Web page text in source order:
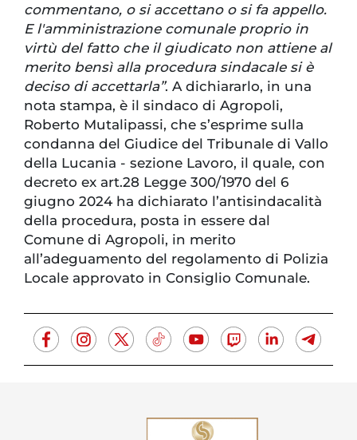
commentano, o si accettano o si fa appello.
E l'amministrazione comunale proprio in
virtù del fatto che il giudicato non attiene al
merito bensì alla procedura sindacale si è
deciso di accettarla”. A dichiararlo, in una
nota stampa, è il sindaco di Agropoli,
Roberto Mutalipassi, che s’esprime sulla
condanna del Giudice del Tribunale di Vallo
della Lucania - sezione Lavoro, il quale, con
decreto ex art.28 Legge 300/1970 del 6
giugno 2024 ha dichiarato l’antisindacalità
della procedura, posta in essere dal
Comune di Agropoli, in merito
all’adeguamento del regolamento di Polizia
Locale approvato in Consiglio Comunale.